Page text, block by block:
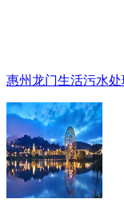
惠州龙门生活污水处